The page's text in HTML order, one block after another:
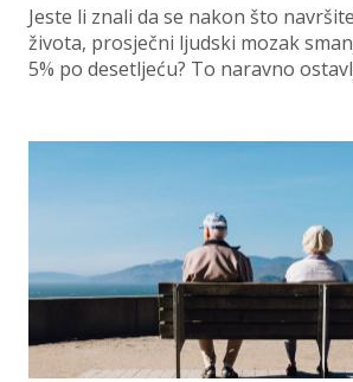
Jeste li znali da se nakon što
života, prosječni ljudski mozak
5% po desetljeću? To naravno